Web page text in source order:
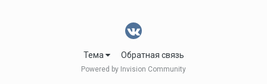
Тема Обратная связь
Powered by Invision Community